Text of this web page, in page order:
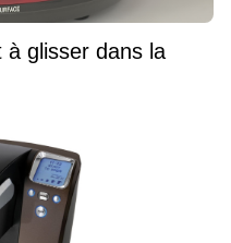
à glisser dans la